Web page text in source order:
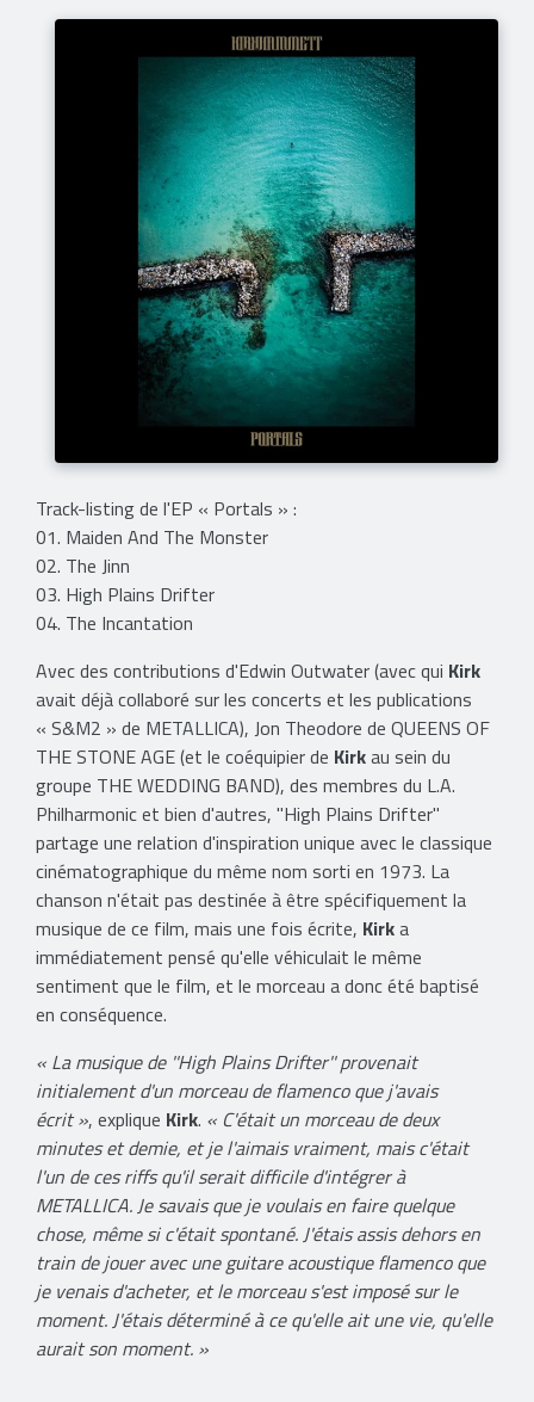
Track-listing de l'EP « Portals » :
01. Maiden And The Monster
02. The Jinn
03. High Plains Drifter
04. The Incantation
Avec des contributions d'Edwin Outwater (avec qui Kirk
avait déjà collaboré sur les concerts et les publications
« S&M2 » de METALLICA), Jon Theodore de QUEENS OF
THE STONE AGE (et le coéquipier de Kirkau sein du
groupe THE WEDDING BAND), des membres du L.A.
Philharmonic et bien d'autres, "High Plains Drifter"
partage une relation d'inspiration unique avec le classique
cinématographique du même nom sorti en 1973. La
chanson n'était pas destinée à être spécifiquement la
musique de ce film, mais une fois écrite, Kirka
immédiatement pensé qu'elle véhiculait le même
sentiment que le film, et le morceau a donc été baptisé
en conséquence.
« La musique de ''High Plains Drifter'' provenait
initialement d'un morceau de flamenco que j'avais
écrit », explique Kirk. « C'était un morceau de deux
minutes et demie, et je l'aimais vraiment, mais c'était
l'un de ces riffs qu'il serait difficile d'intégrer à
METALLICA. Je savais que je voulais en faire quelque
chose, même si c'était spontané. J'étais assis dehors en
train de jouer avec une guitare acoustique flamenco que
je venais d'acheter, et le morceau s'est imposé sur le
moment. J'étais déterminé à ce qu'elle ait une vie, qu'elle
aurait son moment. »